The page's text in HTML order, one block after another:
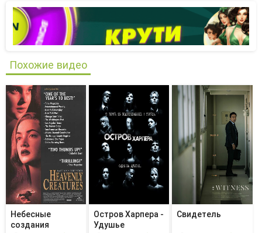
Похожие видео
Небесные
создания
Остров Харпера -
Удушье
Свидетель